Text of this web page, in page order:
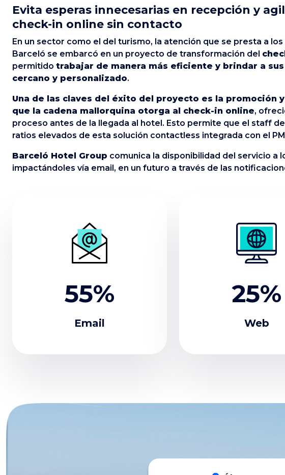
Evita esperas innecesarias en recepción y
check-in online sin contacto
En un sector como el del turismo, la atención que se presta a
Barceló se embarcó en un proyecto de transformación del
permitido trabajar de manera más eficiente y brindar a
cercano y personalizado.
Una de las claves del éxito del proyecto es la promoción
que la cadena mallorquina otorga al check-in online,
proceso antes de la llegada al hotel. Esto permite que el staff
ratios elevados de esta solución contactless integrada con el
Barceló Hotel Group comunica la disponibilidad del servicio a
impactándoles vía email, en un futuro a través de las
55%
Email
25%
Web